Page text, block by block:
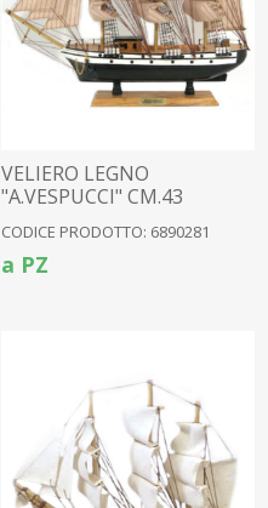
VELIERO LEGNO
"A.VESPUCCI" CM.43
CODICE PRODOTTO: 6890281
a PZ